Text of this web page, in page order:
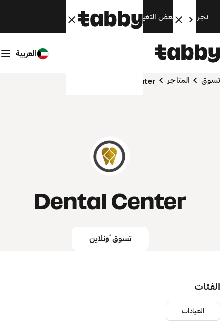
نجري الآن بعض التغييرات. سنعود قريبًا.
العربية
تسوق المتاجر Dental Center
Dental Center
تسوق أونلاين
الفئات
العيادات